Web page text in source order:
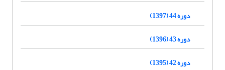
دوره 44 (1397)
دوره 43 (1396)
دوره 42 (1395)